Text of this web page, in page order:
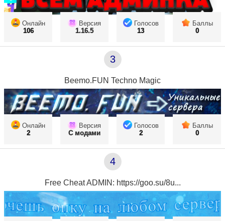
Онлайн
106
Версия
1.16.5
Голосов
13
Баллы
0
3
Beemo.FUN Techno Magic
Онлайн
2
Версия
С модами
Голосов
2
Баллы
0
4
Free Cheat ADMIN: https://goo.su/8u...